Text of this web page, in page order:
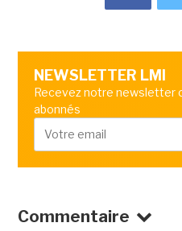
NEWSLETTER LMI
Recevez notre newsletter
abonnés
Commentaire